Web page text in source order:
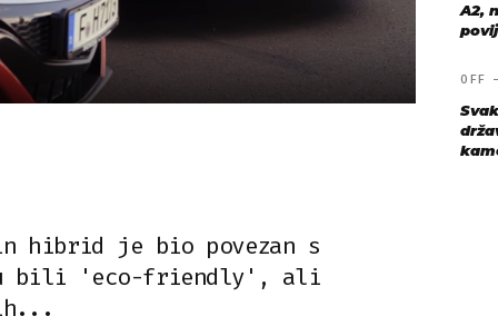
hibrid je bio povezan s
bili 'eco-friendly', ali
A2,
OFF